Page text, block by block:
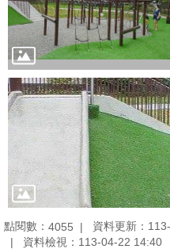
點閱數： 4055
資料更新：
資料檢視：113-04-22 14:40